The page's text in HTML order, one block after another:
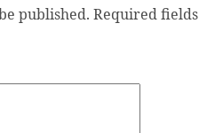
published. Required fields